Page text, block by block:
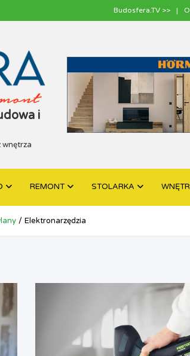
Budosfera.TV >>
i
wnętrza
REMONT STOLARKA
Elektronarzędzia